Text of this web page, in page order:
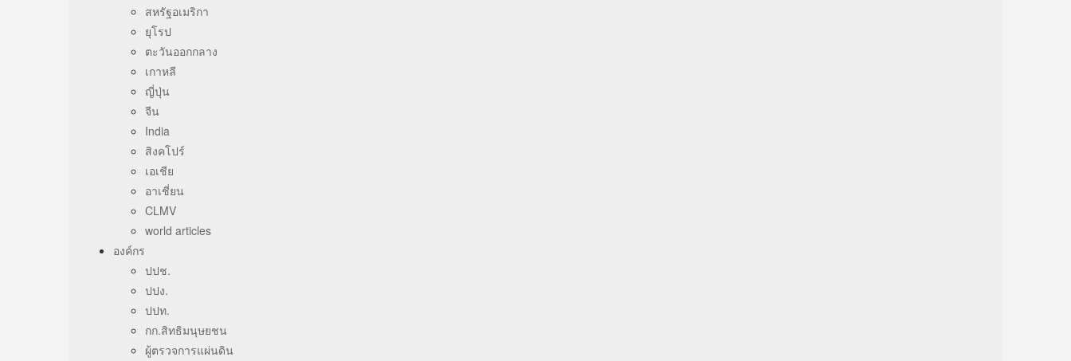
สหรัฐอเมริกา
ยุโรป
ตะวันออกกลาง
เกาหลี
ญี่ปุ่น
จีน
India
สิงคโปร์
เอเชีย
อาเชี่ยน
CLMV
world articles
องค์กร
ปปช.
ปปง.
ปปท.
กก.สิทธิมนุษยชน
ผู้ตรวจการแผ่นดิน